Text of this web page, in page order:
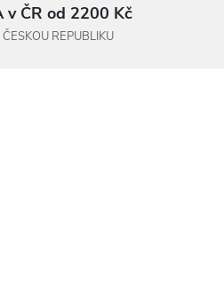
v ČR od 2200 Kč
REPUBLIKU